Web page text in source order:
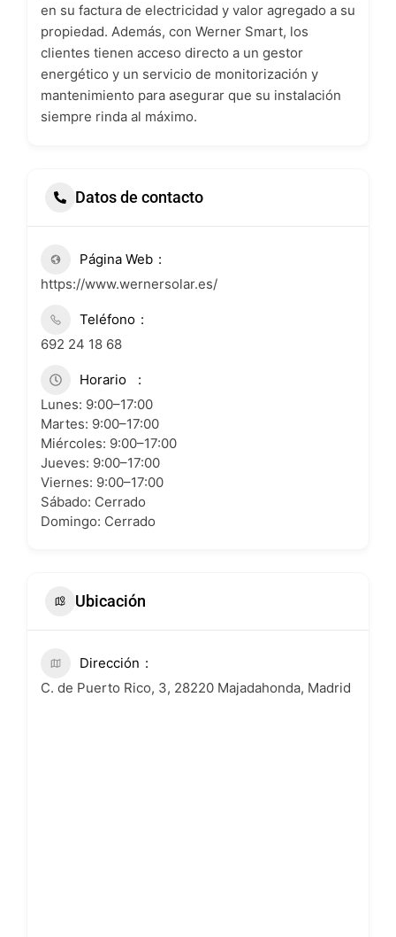
en su factura de electricidad y valor agregado a su
propiedad. Además, con Werner Smart, los
clientes tienen acceso directo a un gestor
energético y un servicio de monitorización y
mantenimiento para asegurar que su instalación
siempre rinda al máximo.
Datos de contacto
Página Web
https://www.wernersolar.es/
Teléfono
692 24 18 68
Horario
Lunes: 9:00–17:00
Martes: 9:00–17:00
Miércoles: 9:00–17:00
Jueves: 9:00–17:00
Viernes: 9:00–17:00
Sábado: Cerrado
Domingo: Cerrado
Ubicación
Dirección
C. de Puerto Rico, 3, 28220 Majadahonda, Madrid